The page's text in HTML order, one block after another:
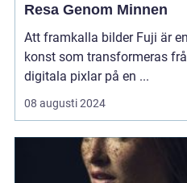
Resa Genom Minnen
Att framkalla bilder Fuji är
konst som transformeras
digitala pixlar på en ...
08 augusti 2024